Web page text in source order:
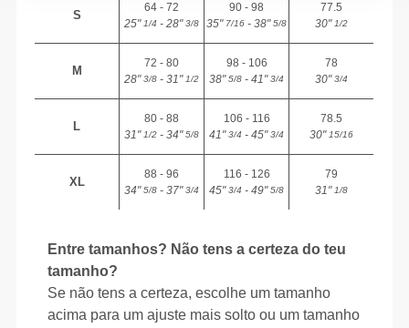
S
64 - 72
25"1/4 - 28"3/8
90 - 98
35"7/16 - 38"5/8
77.5
30"1/2
M
72 - 80
28"3/8 - 31"1/2
98 - 106
38"5/8 - 41"3/4
78
30"3/4
L
80 - 88
31"1/2 - 34"5/8
106 - 116
41"3/4 - 45"3/4
78.5
30"15/16
XL
88 - 96
34"5/8 - 37"3/4
116 - 126
45"3/4 - 49"5/8
79
31"1/8
Entre tamanhos? Não tens a certeza do teu
tamanho?
Se não tens a certeza, escolhe um tamanho
acima para um ajuste mais solto ou um tamanho